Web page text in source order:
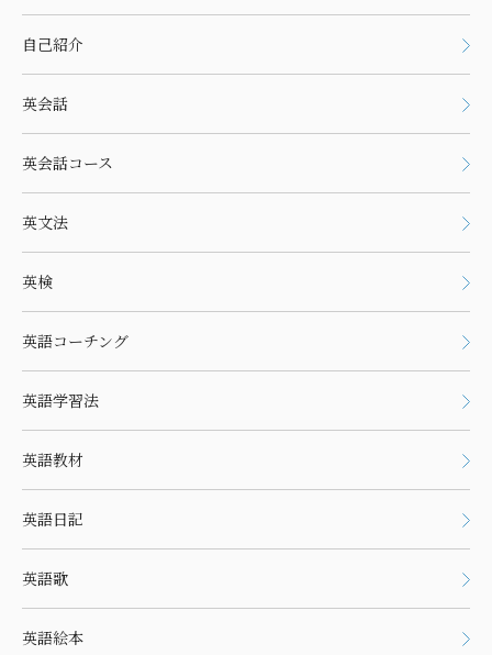
自己紹介
英会話
英会話コース
英文法
英検
英語コーチング
英語学習法
英語教材
英語日記
英語歌
英語絵本